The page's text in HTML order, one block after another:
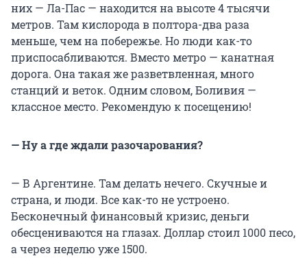
них — Ла-Пас — находится на высоте 4 тысячи
метров. Там кислорода в полтора-два раза
меньше, чем на побережье. Но люди как-то
приспосабливаются. Вместо метро — канатная
дорога. Она такая же разветвленная, много
станций и веток. Одним словом, Боливия —
классное место. Рекомендую к посещению!
— Ну а где ждали разочарования?
— В Аргентине. Там делать нечего. Скучные и
страна, и люди. Все как-то не устроено.
Бесконечный финансовый кризис, деньги
обесцениваются на глазах. Доллар стоил 1000 песо,
а через неделю уже 1500.